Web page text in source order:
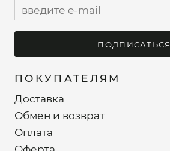
ПОКУПАТЕЛЯМ
Доставка
Обмен и возврат
Оплата
ПОДПИСАТЬСЯ